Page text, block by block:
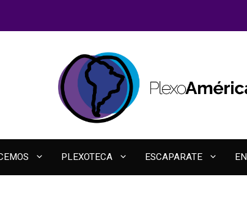
PLEXOTECA ESCAPARATE